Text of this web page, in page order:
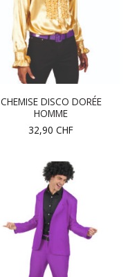
CHEMISE DISCO DORÉE
HOMME
32,90 CHF